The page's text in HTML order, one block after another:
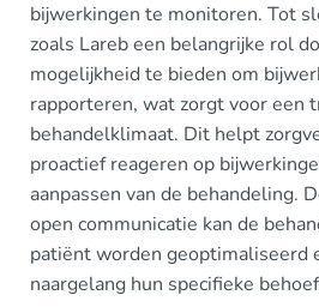
bijwerkingen te monitoren. Tot
zoals Lareb een belangrijke rol
mogelijkheid te bieden om
rapporteren, wat zorgt voor een
behandelklimaat. Dit helpt
proactief reageren op
aanpassen van de behandeling.
open communicatie kan de
patiënt worden geoptimaliseerd
naargelang hun specifieke